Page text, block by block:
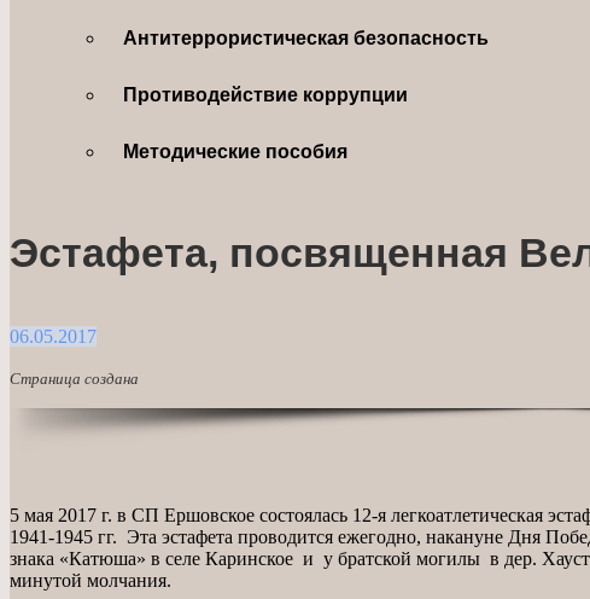
Антитеррористическая безопасность
Противодействие коррупции
Методические пособия
Эстафета, посвященная
06.05.2017
Страница создана
5 мая 2017 г. в СП Ершовское состоялась 12-я легкоатлетическая
1941-1945 гг. Эта эстафета проводится ежегодно, накануне Дня
знака «Катюша» в селе Каринское и у братской могилы в дер.
минутой молчания.